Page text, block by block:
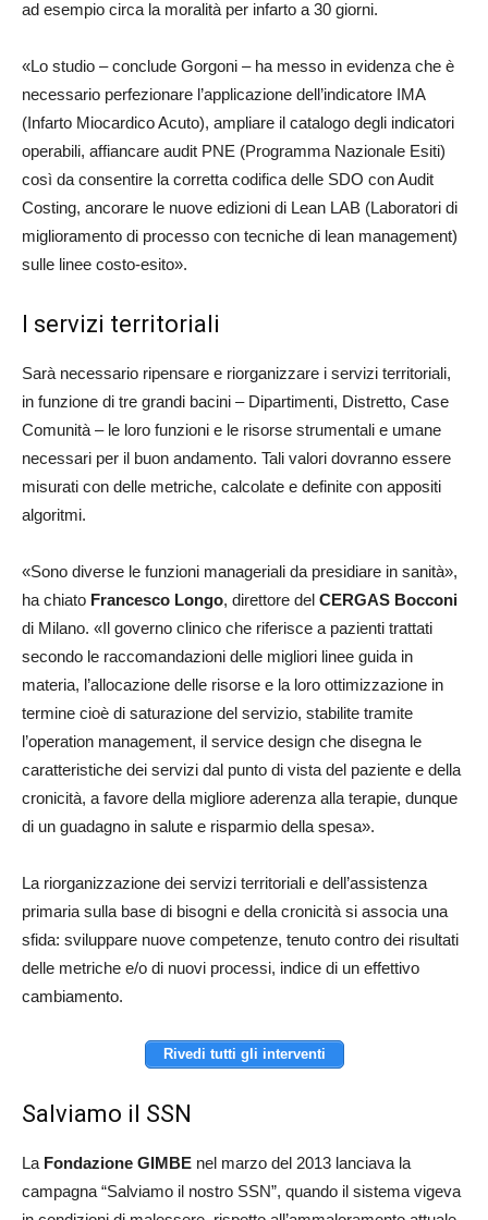
ad esempio circa la moralità per infarto a 30 giorni.
«Lo studio – conclude Gorgoni – ha messo in evidenza che è
necessario perfezionare l’applicazione dell’indicatore IMA
(Infarto Miocardico Acuto), ampliare il catalogo degli indicatori
operabili, affiancare audit PNE (Programma Nazionale Esiti)
così da consentire la corretta codifica delle SDO con Audit
Costing, ancorare le nuove edizioni di Lean LAB (Laboratori di
miglioramento di processo con tecniche di lean management)
sulle linee costo-esito».
I servizi territoriali
Sarà necessario ripensare e riorganizzare i servizi territoriali,
in funzione di tre grandi bacini – Dipartimenti, Distretto, Case
Comunità – le loro funzioni e le risorse strumentali e umane
necessari per il buon andamento. Tali valori dovranno essere
misurati con delle metriche, calcolate e definite con appositi
algoritmi.
«Sono diverse le funzioni manageriali da presidiare in sanità»,
ha chiato Francesco Longo, direttore del CERGAS Bocconi
di Milano. «Il governo clinico che riferisce a pazienti trattati
secondo le raccomandazioni delle migliori linee guida in
materia, l’allocazione delle risorse e la loro ottimizzazione in
termine cioè di saturazione del servizio, stabilite tramite
l’operation management, il service design che disegna le
caratteristiche dei servizi dal punto di vista del paziente e della
cronicità, a favore della migliore aderenza alla terapie, dunque
di un guadagno in salute e risparmio della spesa».
La riorganizzazione dei servizi territoriali e dell’assistenza
primaria sulla base di bisogni e della cronicità si associa una
sfida: sviluppare nuove competenze, tenuto contro dei risultati
delle metriche e/o di nuovi processi, indice di un effettivo
cambiamento.
Rivedi tutti gli interventi
Salviamo il SSN
La Fondazione GIMBE nel marzo del 2013 lanciava la
campagna “Salviamo il nostro SSN”, quando il sistema vigeva